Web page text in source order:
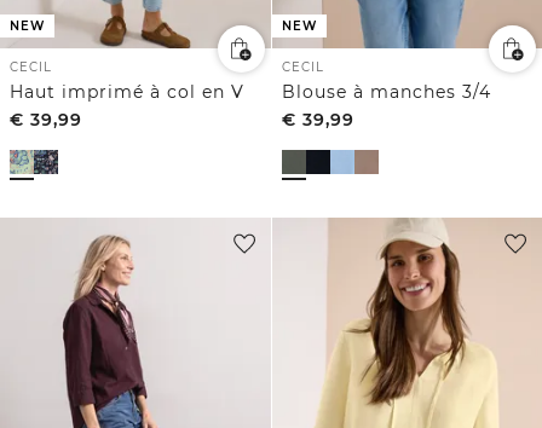
NEW
CECIL
Haut imprimé à col en V
€ 39,99
NEW
CECIL
Blouse à manches 3/4
€ 39,99